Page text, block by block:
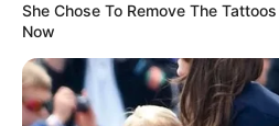
She Chose To Remove The
Now